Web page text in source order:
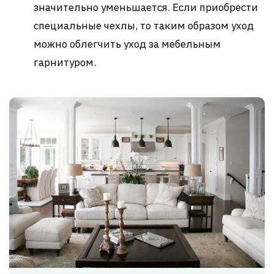
значительно уменьшается. Если приобрести
специальные чехлы, то таким образом уход
можно облегчить уход за мебельным
гарнитуром.